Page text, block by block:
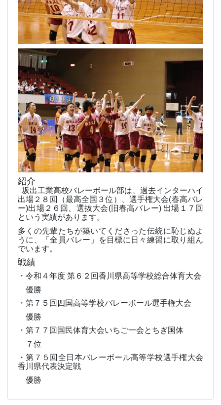
紹介
坂出工業高校バレーボール部は、過去インターハイ
出場２８回（最高全国３位）、選手権大会(春高バレ
ー)出場２６回、選抜大会(旧春高バレー) 出場１７回
という実績があります。
多くの先輩たちが築いてくださった伝統に恥じぬよ
うに、「全員バレー」を目標に日々練習に取り組ん
でいます。
戦績
・令和４年度 第６２回香川県高等学校総合体育大会
優勝
・第７５回四国高等学校バレーボール選手権大会
優勝
・第７７回国民体育大会いちご一会とちぎ国体
７位
・第７５回全日本バレーボール高等学校選手権大会
香川県代表決定戦
優勝